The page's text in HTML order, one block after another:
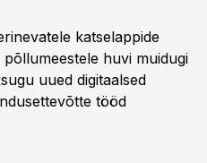
katselappide
huvi muidugi
uued digitaalsed
tööd